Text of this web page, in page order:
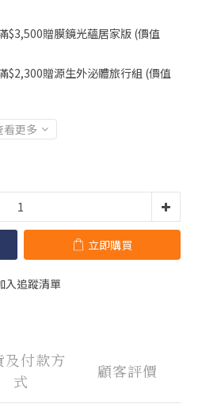
$3,500贈膜鏡光蘊居家版 (價值
$2,300贈源生外泌體旅行組 (價值
看更多
立即購買
入追蹤清單
及付款方
式
顧客評價